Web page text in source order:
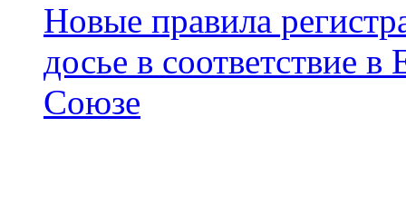
Новые правила
досье в соответствие
Союзе